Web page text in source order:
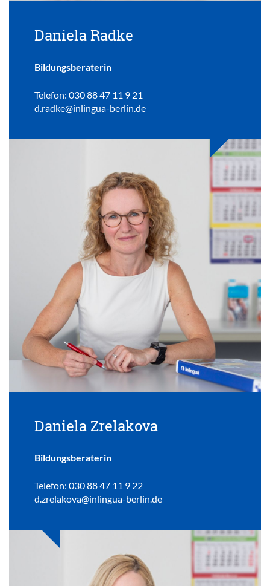
Daniela Radke
Bildungsberaterin
Telefon: 030 88 47 11 9 21
d.radke@inlingua-berlin.de
Daniela Zrelakova
Bildungsberaterin
Telefon: 030 88 47 11 9 22
d.zrelakova@inlingua-berlin.de